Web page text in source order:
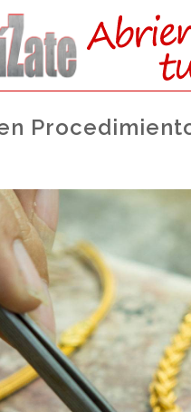
Acceso a Grado
Acceso al